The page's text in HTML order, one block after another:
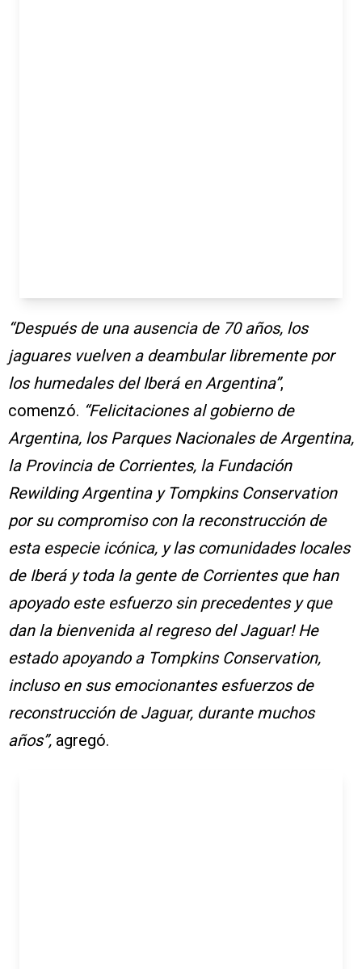
“Después de una ausencia de 70 años, los
jaguares vuelven a deambular libremente por
los humedales del Iberá en Argentina”,
comenzó. “Felicitaciones al gobierno de
Argentina, los Parques Nacionales de Argentina,
la Provincia de Corrientes, la Fundación
Rewilding Argentina y Tompkins Conservation
por su compromiso con la reconstrucción de
esta especie icónica, y las comunidades locales
de Iberá y toda la gente de Corrientes que han
apoyado este esfuerzo sin precedentes y que
dan la bienvenida al regreso del Jaguar! He
estado apoyando a Tompkins Conservation,
incluso en sus emocionantes esfuerzos de
reconstrucción de Jaguar, durante muchos
años”, agregó.